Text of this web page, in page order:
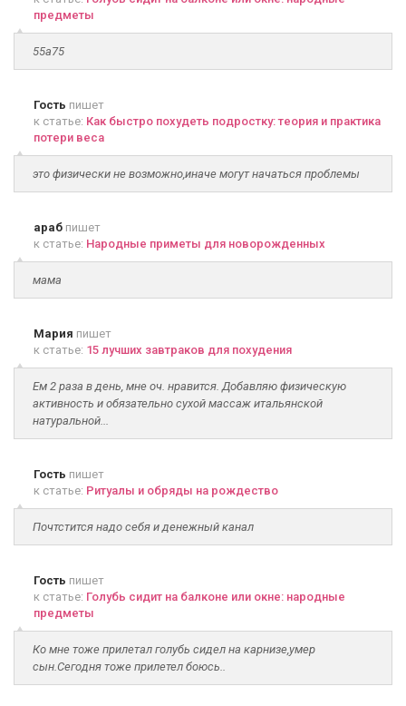
предметы
55а75
Гость пишет
к статье: Как быстро похудеть подростку: теория и практика
потери веса
это физически не возможно,иначе могут начаться проблемы
араб пишет
к статье: Народные приметы для новорожденных
мама
Мария пишет
к статье: 15 лучших завтраков для похудения
Ем 2 раза в день, мне оч. нравится. Добавляю физическую
активность и обязательно сухой массаж итальянской
натуральной...
Гость пишет
к статье: Ритуалы и обряды на рождество
Почтстится надо себя и денежный канал
Гость пишет
к статье: Голубь сидит на балконе или окне: народные
предметы
Ко мне тоже прилетал голубь сидел на карнизе,умер
сын.Сегодня тоже прилетел боюсь..